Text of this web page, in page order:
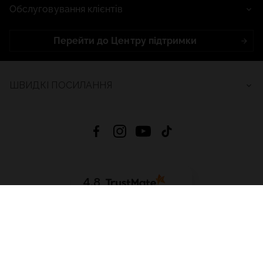
Обслуговування клієнтів
Перейти до Центру підтримки
4.8